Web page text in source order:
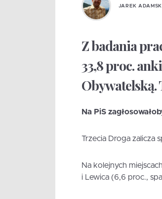
JAREK ADAMSKI
Z badania
33,8 proc.
Obywatelską.
Na PiS
Trzecia Droga zalicza
Na kolejnych
i Lewica (6,6 proc.,